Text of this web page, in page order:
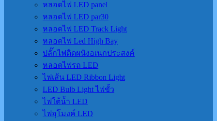
หลอดไฟ LED panel
หลอดไฟ LED par30
หลอดไฟ LED Track Light
หลอดไฟ Led High Bay
ปลั๊กไฟติดผนังอเนกประสงค์
หลอดไฟรถ LED
ไฟเส้น LED Ribbon Light
LED Bulb Light ไฟขั้ว
ไฟใต้น้ำ LED
ไฟอุโมงค์ LED